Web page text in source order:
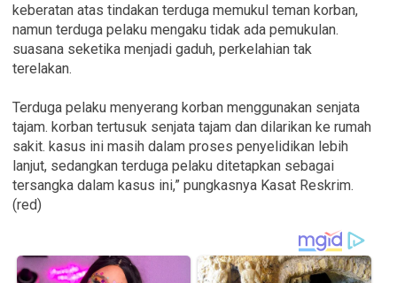
keberatan atas tindakan terduga memukul teman korban,
namun terduga pelaku mengaku tidak ada pemukulan.
suasana seketika menjadi gaduh, perkelahian tak
terelakan.
Terduga pelaku menyerang korban menggunakan senjata
tajam. korban tertusuk senjata tajam dan dilarikan ke rumah
sakit. kasus ini masih dalam proses penyelidikan lebih
lanjut, sedangkan terduga pelaku ditetapkan sebagai
tersangka dalam kasus ini,” pungkasnya Kasat Reskrim.
(red)